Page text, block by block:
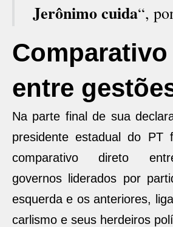
Jerônimo cuida“,
Comparativo
entre
Na parte final de sua
presidente estadual do PT
comparativo direto
governos liderados por
esquerda e os anteriores,
carlismo e seus herdeiros